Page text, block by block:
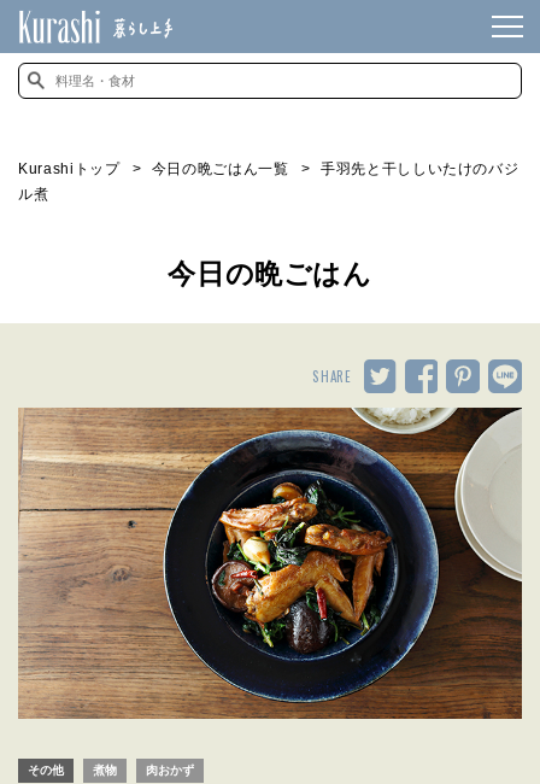
Kurashiトップ 今日の晩ごはん一覧
手羽先と干ししいたけのバジ
ル煮
今日の晩ごはん
SHARE
その他 煮物 肉おかず